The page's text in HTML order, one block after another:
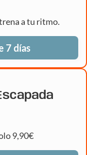
a tu ritmo.
7 días
9,90€